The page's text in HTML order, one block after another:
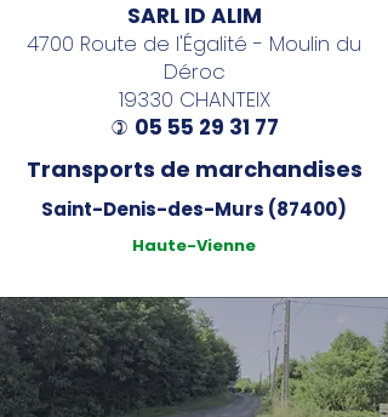
SARL ID ALIM
4700 Route de l'Égalité - Moulin du
Déroc
19330 CHANTEIX
) 05 55 29 31 77
Transports de marchandises
Saint-Denis-des-Murs (87400)
Haute-Vienne